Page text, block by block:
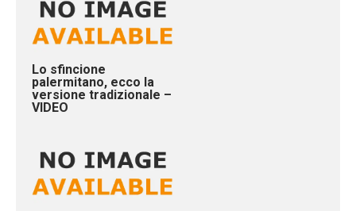
Lo sfincione
palermitano, ecco la
versione tradizionale –
VIDEO